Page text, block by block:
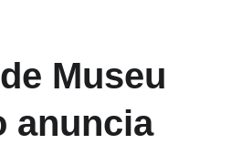
Museu
anuncia